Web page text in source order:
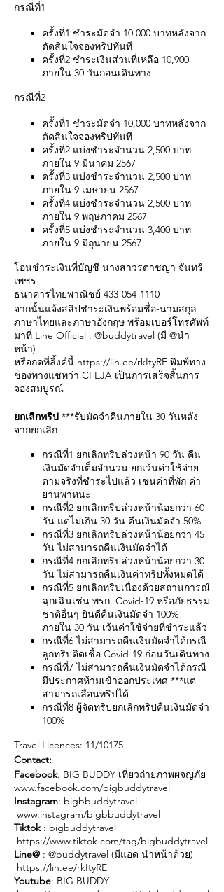
กรณีที่1
ครั้งที่1 ชำระมัดจำ 10,000 บาทหลังจาก
ตัดสินใจจองทริปทันที
ครั้งที่2 ชำระเงินส่วนที่เหลือ 10,900
ภายใน 30 วันก่อนเดินทาง
กรณีที่2
ครั้งที่1 ชำระมัดจำ 10,000 บาทหลังจาก
ตัดสินใจจองทริปทันที
ครั้งที่2 แบ่งชำระจำนวน 2,500 บาท
ภายใน 9 มีนาคม 2567
ครั้งที่3 แบ่งชำระจำนวน 2,500 บาท
ภายใน 9 เมษายน 2567
ครั้งที่4 แบ่งชำระจำนวน 2,500 บาท
ภายใน 9 พฤษภาคม 2567
ครั้งที่5 แบ่งชำระจำนวน 3,400 บาท
ภายใน 9 มิถุนายน 2567
โอนชำระเงินที่บัญชี นางสาวรตาชญา จันทร์
เพชร
ธนาคารไทยพาณิชย์ 433-054-1110
จากนั้นแจ้งสลิปชำระเงินพร้อมชื่อ-นามสกุล
ภาษาไทยและภาษาอังกฤษ พร้อมเบอร์โทรศัพท์
มาที่ Line Official : @buddytravel (มี @นำ
หน้า)
หรือกดที่ลิ้งค์นี้ https://lin.ee/rkItyRE พิมพ์ทาง
ช่องทางแชทว่า CFEJA เป็นการเสร็จสิ้นการ
จองสมบูรณ์
ยกเลิกทริป ***รับมัดจำคืนภายใน 30 วันหลัง
จากยกเลิก
กรณีที่1 ยกเลิกทริปล่วงหน้า 90 วัน คืน
เงินมัดจำเต็มจำนวน ยกเว้นค่าใช้จ่าย
ตามจริงที่ชำระไปแล้ว เช่นค่าที่พัก ค่า
ยานพาหนะ
กรณีที่2 ยกเลิกทริปล่วงหน้าน้อยกว่า 60
วัน แต่ไม่เกิน 30 วัน คืนเงินมัดจำ 50%
กรณีที่3 ยกเลิกทริปล่วงหน้าน้อยกว่า 45
วัน ไม่สามารถคืนเงินมัดจำได้
กรณีที่4 ยกเลิกทริปล่วงหน้าน้อยกว่า 30
วัน ไม่สามารถคืนเงินค่าทริปทั้งหมดได้
กรณีที่5 ยกเลิกทริปเนื่องด้วยสถานการณ์
ฉุกเฉินเช่น พรก. Covid-19 หรือภัยธรรม
ชาติอื่นๆ ยินดีคืนเงินมัดจำ 100%
ภายใน 30 วัน เว้นค่าใช้จ่ายที่ชำระแล้ว
กรณีที่6 ไม่สามารถคืนเงินมัดจำได้กรณี
ลูกทริปติดเชื้อ Covid-19 ก่อนวันเดินทาง
กรณีที่7 ไม่สามารถคืนเงินมัดจำได้กรณี
มีประกาศห้ามเข้าออกประเทศ ***แต่
สามารถเลื่อนทริปได้
กรณีที่8 ผู้จัดทริปยกเลิกทริปคืนเงินมัดจำ
100%
Travel Licences: 11/10175
Contact:
Facebook: BIG BUDDY เที่ยวถ่ายภาพผจญภัย
www.facebook.com/bigbuddytravel
Instagram: bigbbuddytravel
www.instagram/bigbbuddytravel
Tiktok: bigbuddytravel
https://www.tiktok.com/tag/bigbuddytravel
Line@: @buddytravel (มีแอด นำหน้าด้วย)
https://lin.ee/rkItyRE
Youtube: BIG BUDDY